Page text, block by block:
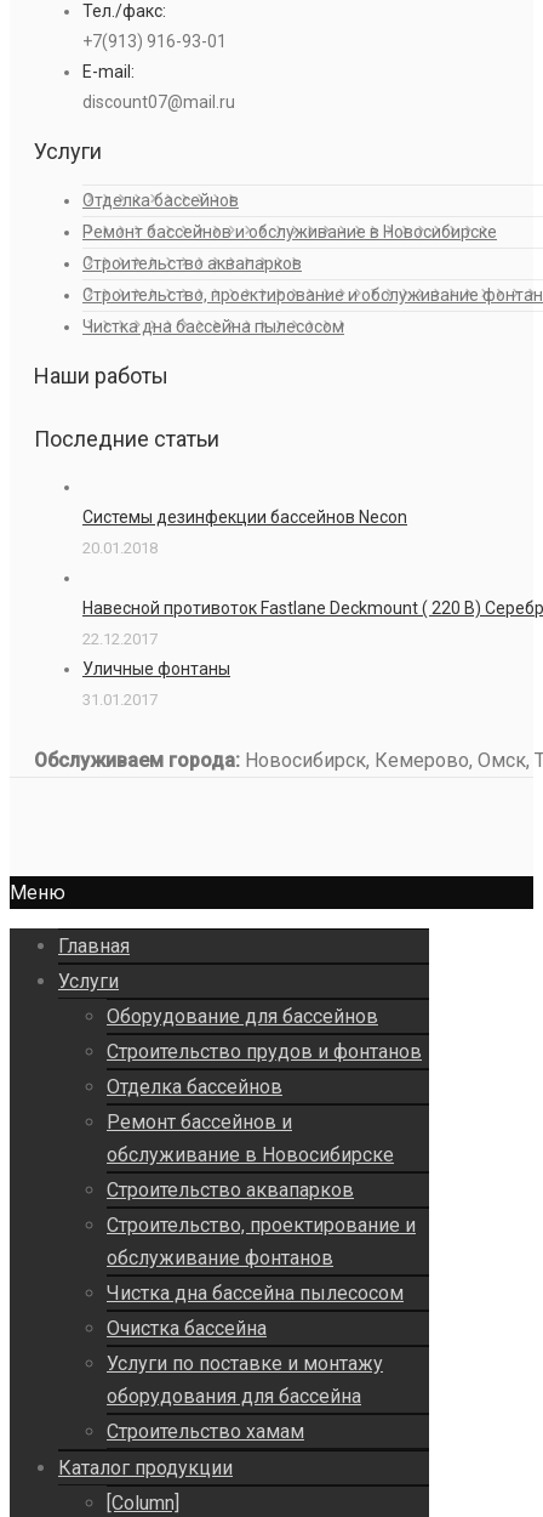
Тел./факс:
+7(913) 916-93-01
E-mail:
discount07@mail.ru
Услуги
Отделка бассейнов
Ремонт бассейнов и обслуживание в Новосибирске
Строительство аквапарков
Строительство, проектирование и обслуживание
Чистка дна бассейна пылесосом
Наши работы
Последние статьи
Системы дезинфекции бассейнов Necon
20.01.2018
Навесной противоток Fastlane Deckmount ( 220 В)
22.12.2017
Уличные фонтаны
31.01.2017
Обслуживаем города: Новосибирск, Кемерово, Омск,
Меню
Главная
Услуги
Оборудование для бассейнов
Строительство прудов и фонтанов
Отделка бассейнов
Ремонт бассейнов и
обслуживание в Новосибирске
Строительство аквапарков
Строительство, проектирование и
обслуживание фонтанов
Чистка дна бассейна пылесосом
Очистка бассейна
Услуги по поставке и монтажу
оборудования для бассейна
Строительство хамам
Каталог продукции
[Column]